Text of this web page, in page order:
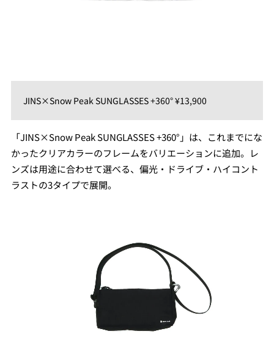
JINS×Snow Peak SUNGLASSES +360° ¥13,900
「JINS×Snow Peak SUNGLASSES +360°」は、これまでにな
かったクリアカラーのフレームをバリエーションに追加。レ
ンズは⽤途に合わせて選べる、偏光・ドライブ・ハイコント
ラストの3タイプで展開。